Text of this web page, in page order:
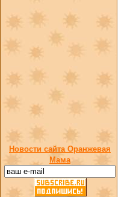
Новости сайта Оранжевая
Мама